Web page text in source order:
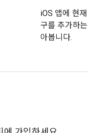
iOS 앱에 현
구를 추가하
아봅니다.